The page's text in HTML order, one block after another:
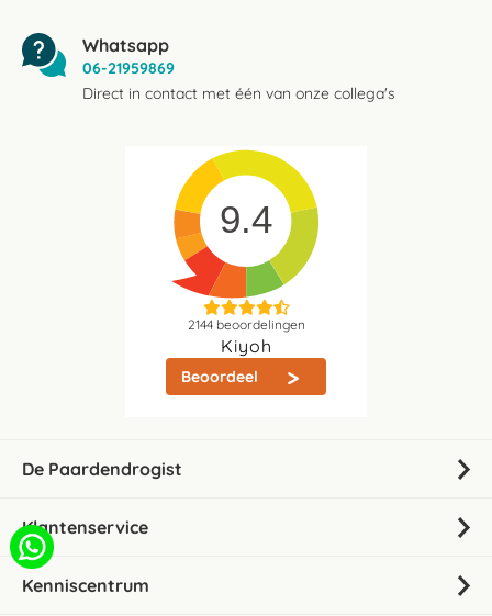
Whatsapp
06-21959869
Direct in contact met één van onze collega's
9.4
2144beoordelingen
Kiyoh
Beoordeel
De Paardendrogist
Klantenservice
Kenniscentrum